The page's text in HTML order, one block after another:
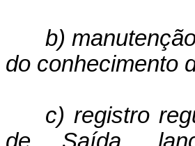
b)
do conhecimento
c) registro